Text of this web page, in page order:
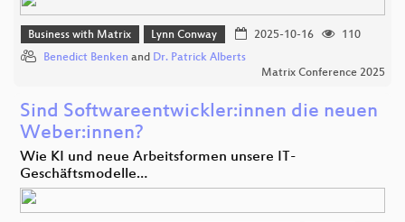
Business with Matrix Lynn Conway 2025-10-16
110
Benedict Benken and Dr. Patrick Alberts
Matrix Conference 2025
Sind Softwareentwickler:innen die neuen
Weber:innen?
Wie KI und neue Arbeitsformen unsere IT-
Geschäftsmodelle…